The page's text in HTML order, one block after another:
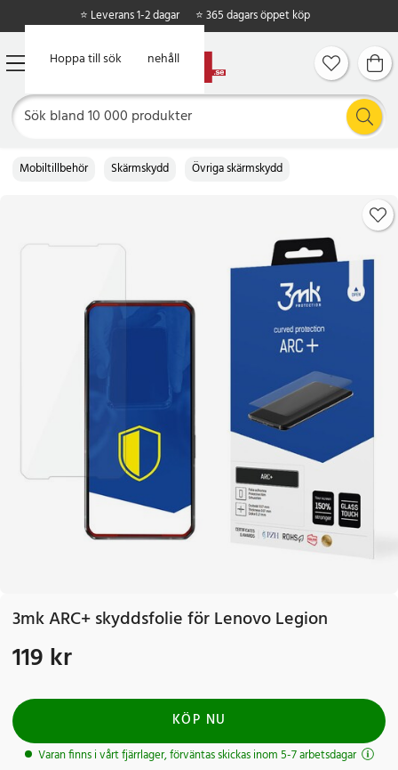
Hoppa till huvudinnehåll
Hoppa till sök
⭐ Leverans 1-2 dagar ⭐ 365 dagars öppet köp
Mobiltillbehör Skärmskydd Övriga skärmskydd
3mk ARC+ skyddsfolie för Lenovo Legion
Pris:119 kr
119 kr
KÖP NU
Varan finns i vårt fjärrlager, förväntas skickas inom 5-7 arbetsdagar